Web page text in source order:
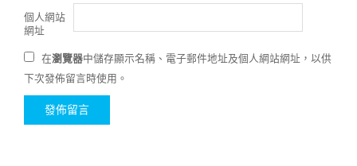
個人網站
網址
在瀏覽器中儲存顯示名稱、電子郵件地址及個人網站網址，以供
下次發佈留言時使用。